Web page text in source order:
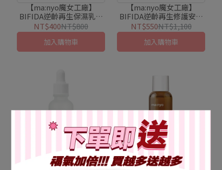
菲德氏菌 #Bifida
【ma:nyo魔女工廠】
BIFIDA逆齡再生保濕乳液
300ml exp:2027/01/10
NT$400NT$800
加入購物車
膚防禦力 #鎖水保濕 #延緩
老化 #比菲德氏菌 #Bifida
【ma:nyo魔女工廠】
BIFIDA逆齡再生修護安瓶
精華50ml EXP:2026/10/22
NT$550NT$1,100
加入購物車
#肌膚光采 #改善暗沉 #白淨
#肌膚防禦力 #補水保濕 #角